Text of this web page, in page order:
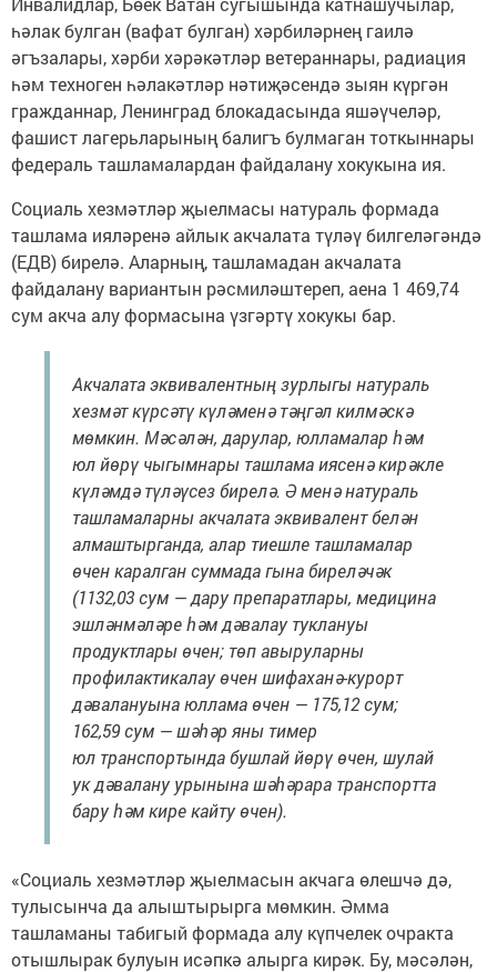
һәлак булган (вафат булган) хәрбиләрнең гаилә
әгъзалары, хәрби хәрәкәтләр ветераннары, радиация
һәм техноген һәлакәтләр нәтиҗәсендә зыян күргән
гражданнар, Ленинград блокадасында яшәүчеләр,
фашист лагерьларының балигъ булмаган тоткыннары
федераль ташламалардан файдалану хокукына ия.
Социаль хезмәтләр җыелмасы натураль формада
ташлама ияләренә айлык акчалата түләү билгеләгәндә
(ЕДВ) бирелә. Аларның, ташламадан акчалата
файдалану вариантын рәсмиләштереп, аена 1 469,74
сум акча алу формасына үзгәртү хокукы бар.
Акчалата эквивалентның зурлыгы натураль
хезмәт күрсәтү күләменә тәңгәл килмәскә
мөмкин. Мәсәлән, дарулар, юлламалар һәм
юл йөрү чыгымнары ташлама иясенә кирәкле
күләмдә түләүсез бирелә. Ә менә натураль
ташламаларны акчалата эквивалент белән
алмаштырганда, алар тиешле ташламалар
өчен каралган суммада гына биреләчәк
(1132,03 сум — дару препаратлары, медицина
эшләнмәләре һәм дәвалау туклануы
продуктлары өчен; төп авыруларны
профилактикалау өчен шифаханә-курорт
дәвалануына юллама өчен — 175,12 сум;
162,59 сум — шәһәр яны тимер
юл транспортында бушлай йөрү өчен, шулай
ук дәвалану урынына шәһәрара транспортта
бару һәм кире кайту өчен).
«Социаль хезмәтләр җыелмасын акчага өлешчә дә,
тулысынча да алыштырырга мөмкин. Әмма
ташламаны табигый формада алу күпчелек очракта
отышлырак булуын исәпкә алырга кирәк. Бу, мәсәлән,